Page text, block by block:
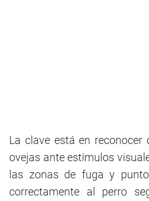
La clave está en
ovejas ante estímulos
las zonas de fuga y
correctamente al perro